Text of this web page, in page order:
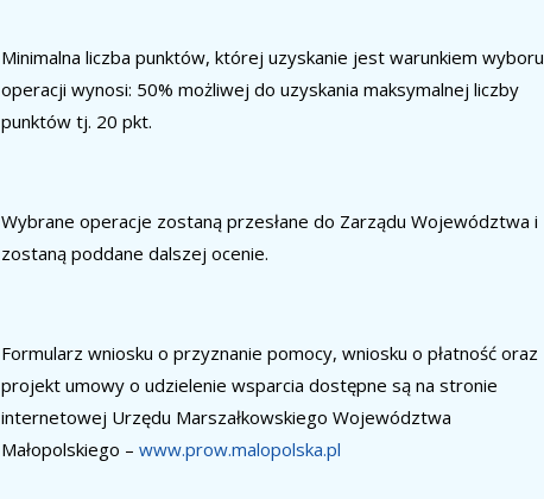
Minimalna liczba punktów, której uzyskanie jest warunkiem wyboru
operacji wynosi: 50% możliwej do uzyskania maksymalnej liczby
punktów tj. 20 pkt.
Wybrane operacje zostaną przesłane do Zarządu Województwa i
zostaną poddane dalszej ocenie.
Formularz wniosku o przyznanie pomocy, wniosku o płatność oraz
projekt umowy o udzielenie wsparcia dostępne są na stronie
internetowej Urzędu Marszałkowskiego Województwa
Małopolskiego –www.prow.malopolska.pl